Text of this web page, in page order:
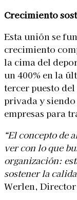
Crecimiento
Esta unión se
crecimiento
la cima del
un 400% en la
tercer puesto
privada y
empresas para
“El concepto de
ver con lo que
organización:
sostener la
Werlen, Director